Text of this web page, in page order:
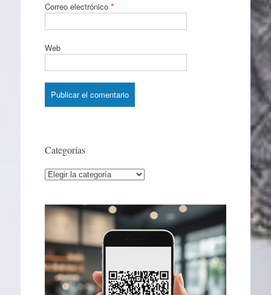
Correo electrónico *
Web
Categorías
Categorías